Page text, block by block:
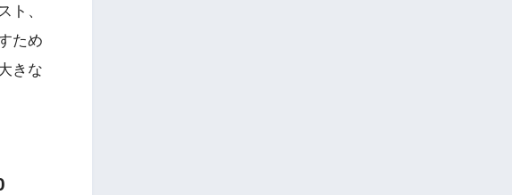
ト、
ため
きな